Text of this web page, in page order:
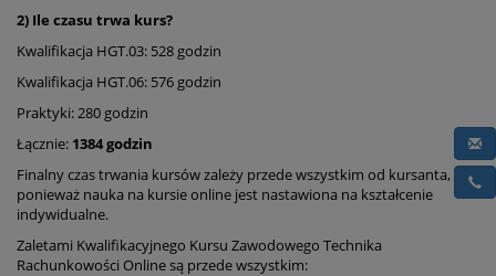
2) Ile czasu trwa kurs?
Kwalifikacja HGT.03: 528 godzin
Kwalifikacja HGT.06: 576 godzin
Praktyki: 280 godzin
Łącznie: 1384 godzin
Finalny czas trwania kursów zależy przede wszystkim od kursanta,
ponieważ nauka na kursie online jest nastawiona na kształcenie
indywidualne.
Zaletami Kwalifikacyjnego Kursu Zawodowego Technika
Rachunkowości Online są przede wszystkim: